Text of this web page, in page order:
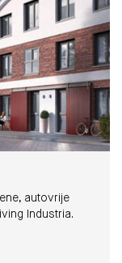
autovrije
Industria.